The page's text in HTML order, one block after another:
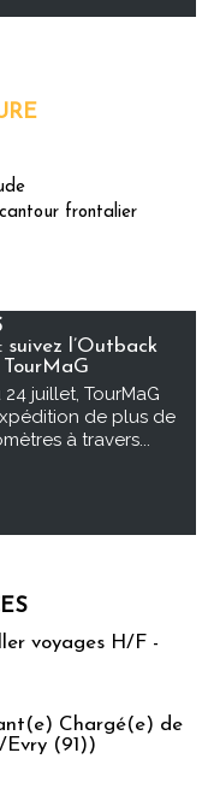
frontalier
l’Outback
juillet, TourMaG
de plus de
à travers...
voyages H/F -
Chargé(e) de
Evry (91))